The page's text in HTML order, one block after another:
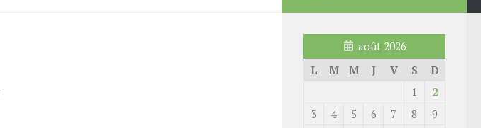
août 2026
L
M M J V S
D
1
2
3
4 5 6 7 8
9